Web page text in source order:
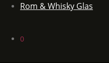
Rom & Whisky Glas
0